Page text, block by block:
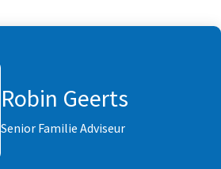
Robin Geerts
Senior Familie Adviseur